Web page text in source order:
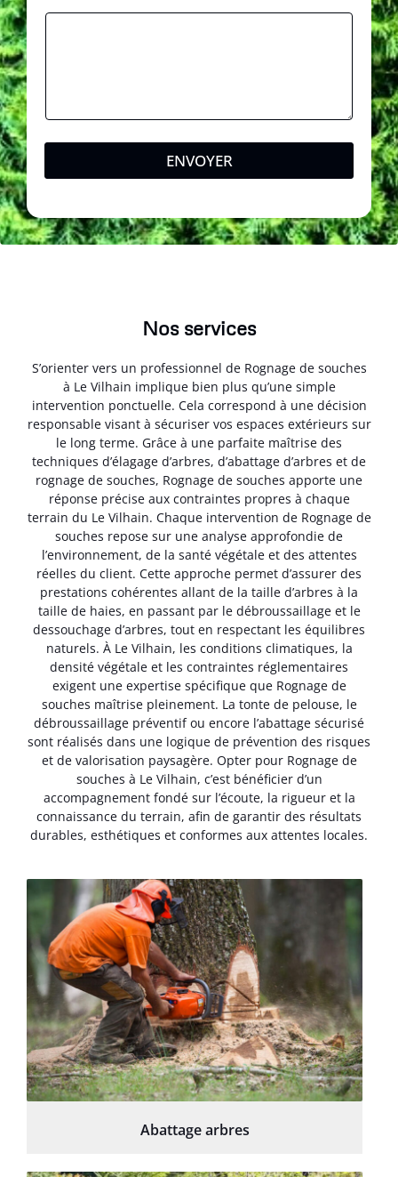
ENVOYER
Nos services
S’orienter vers un professionnel de Rognage de souches
à Le Vilhain implique bien plus qu’une simple
intervention ponctuelle. Cela correspond à une décision
responsable visant à sécuriser vos espaces extérieurs sur
le long terme. Grâce à une parfaite maîtrise des
techniques d’élagage d’arbres, d’abattage d’arbres et de
rognage de souches, Rognage de souches apporte une
réponse précise aux contraintes propres à chaque
terrain du Le Vilhain. Chaque intervention de Rognage de
souches repose sur une analyse approfondie de
l’environnement, de la santé végétale et des attentes
réelles du client. Cette approche permet d’assurer des
prestations cohérentes allant de la taille d’arbres à la
taille de haies, en passant par le débroussaillage et le
dessouchage d’arbres, tout en respectant les équilibres
naturels. À Le Vilhain, les conditions climatiques, la
densité végétale et les contraintes réglementaires
exigent une expertise spécifique que Rognage de
souches maîtrise pleinement. La tonte de pelouse, le
débroussaillage préventif ou encore l’abattage sécurisé
sont réalisés dans une logique de prévention des risques
et de valorisation paysagère. Opter pour Rognage de
souches à Le Vilhain, c’est bénéficier d’un
accompagnement fondé sur l’écoute, la rigueur et la
connaissance du terrain, afin de garantir des résultats
durables, esthétiques et conformes aux attentes locales.
Abattage arbres